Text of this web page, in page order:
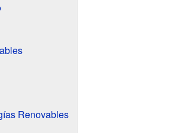
Renovables